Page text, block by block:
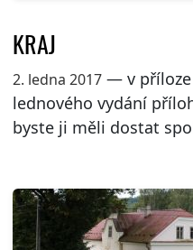
KRAJ
2. ledna 2017— v příloze
lednového vydání
byste ji měli dostat